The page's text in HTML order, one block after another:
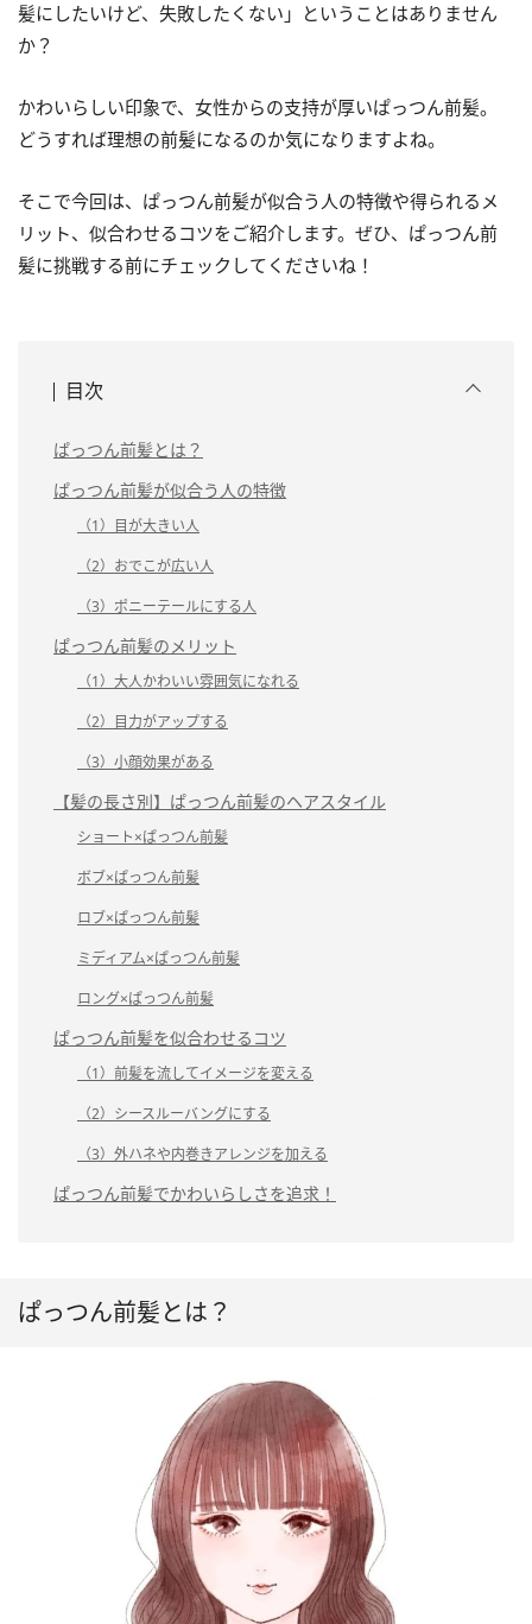
髪にしたいけど、失敗したくない」ということはありません
か？
かわいらしい印象で、女性からの支持が厚いぱっつん前髪。
どうすれば理想の前髪になるのか気になりますよね。
そこで今回は、ぱっつん前髪が似合う人の特徴や得られるメ
リット、似合わせるコツをご紹介します。ぜひ、ぱっつん前
髪に挑戦する前にチェックしてくださいね！
目次
ぱっつん前髪とは？
ぱっつん前髪が似合う人の特徴
（1）目が大きい人
（2）おでこが広い人
（3）ポニーテールにする人
ぱっつん前髪のメリット
（1）大人かわいい雰囲気になれる
（2）目力がアップする
（3）小顔効果がある
【髪の長さ別】ぱっつん前髪のヘアスタイル
ショート×ぱっつん前髪
ボブ×ぱっつん前髪
ロブ×ぱっつん前髪
ミディアム×ぱっつん前髪
ロング×ぱっつん前髪
ぱっつん前髪を似合わせるコツ
（1）前髪を流してイメージを変える
（2）シースルーバングにする
（3）外ハネや内巻きアレンジを加える
ぱっつん前髪でかわいらしさを追求！
ぱっつん前髪とは？